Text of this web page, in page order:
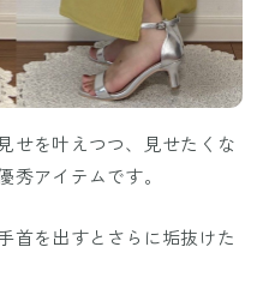
せを叶えつつ、見せたくな
秀アイテムです。
首を出すとさらに垢抜けた